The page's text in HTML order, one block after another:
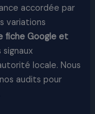
accordée par
variations
fiche Google et
locale. Nous
audits pour